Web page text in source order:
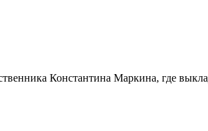
Константина Маркина, где